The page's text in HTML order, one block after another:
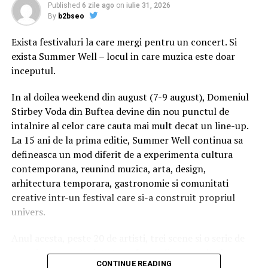
cuţitul folosit de actor a fost înlocuit intenţionat. Restul
actorilor din distribuţia piesei de teatru şi membrii
departamentului de recuzită vor fi şi ei audiaţi,
transmiteThe Guardian.
Contactaţi de The Guardian
au negat că viaţa actorului ar fi fost în pericol şi au
declarat că incidentul a survenit în urma unei greşeli
rudimentare din partea unui membru al
departamentului de recuzită, care ar fi uitat să tocească
vârful cuţitului.
Dacă ţi-a plăcut articolul, urmăreşteMEDIAFAX.RO pe
FACEBOOK »
Conținutul website-ului www.mediafax.ro este destinat
lipsa unui acord din partea MEDIAFAX. Pentru a obține
Published 6 zile ago on iulie 31, 2026
By b2bseo
Exista festivaluri la care mergi pentru un concert. Si
exista Summer Well – locul in care muzica este doar
inceputul.
In al doilea weekend din august (7-9 august), Domeniul
Stirbey Voda din Buftea devine din nou punctul de
intalnire al celor care cauta mai mult decat un line-up.
La 15 ani de la prima editie, Summer Well continua sa
defineasca un mod diferit de a experimenta cultura
contemporana, reunind muzica, arta, design,
arhitectura temporara, gastronomie si comunitati
creative intr-un festival care si-a construit propriul
univers.
experiente curatoriate transforma fiecare colt al
CONTINUE READING